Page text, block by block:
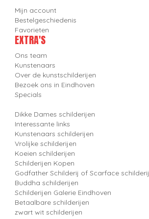
Mijn account
Bestelgeschiedenis
Favorieten
EXTRA'S
Ons team
Kunstenaars
Over de kunstschilderijen
Bezoek ons in Eindhoven
Specials
Dikke Dames schilderijen
Interessante links
Kunstenaars schilderijen
Vrolijke schilderijen
Koeien schilderijen
Schilderijen Kopen
Godfather Schilderij of Scarface schilderij
Buddha schilderijen
Schilderijen Galerie Eindhoven
Betaalbare schilderijen
zwart wit schilderijen